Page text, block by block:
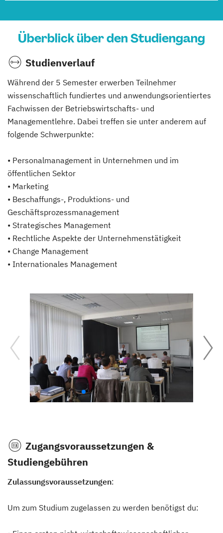
Überblick über den Studiengang
Studienverlauf
Während der 5 Semester erwerben Teilnehmer
wissenschaftlich fundiertes und anwendungsorientiertes
Fachwissen der Betriebswirtschafts- und
Managementlehre. Dabei treffen sie unter anderem auf
folgende Schwerpunkte:
• Personalmanagement in Unternehmen und im
öffentlichen Sektor
• Marketing
• Beschaffungs-, Produktions- und
Geschäftsprozessmanagement
• Strategisches Management
• Rechtliche Aspekte der Unternehmenstätigkeit
• Change Management
• Internationales Management
Zugangsvoraussetzungen &
Studiengebühren
Zulassungsvoraussetzungen:
Um zum Studium zugelassen zu werden benötigst du: